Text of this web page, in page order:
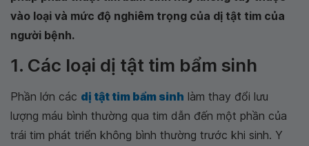
vào loại và mức độ nghiêm trọng của dị tật tim của
người bệnh.
1. Các loại dị tật tim bẩm sinh
Phần lớn các dị tật tim bẩm sinh làm thay đổi lưu
lượng máu bình thường qua tim dẫn đến một phần của
trái tim phát triển không bình thường trước khi sinh. Y